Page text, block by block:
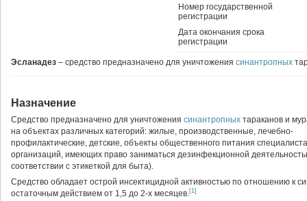
Номер государственной
регистрации
Дата окончания срока
регистрации
Эсланадез – средство предназначено для уничтожения синантропных
Назначение
Средство предназначено для уничтожения синантропных тараканов и
на объектах различных категорий: жилые, производственные, лечебно-
профилактические, детские, объекты общественного питания
организаций, имеющих право заниматься дезинфекционной
соответствии с этикеткой для быта).
Средство обладает острой инсектицидной активностью по отношению к
остаточным действием от 1,5 до 2-х месяцев.[1]